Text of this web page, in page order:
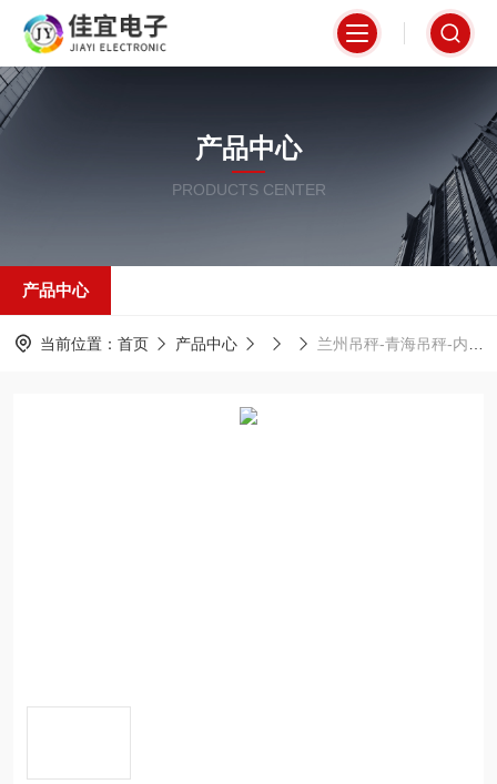
产品中心
PRODUCTS CENTER
产品中心
当前位置： 首页 产品中心 兰州吊秤-青海吊秤-内蒙古吊秤【佳宜电子】